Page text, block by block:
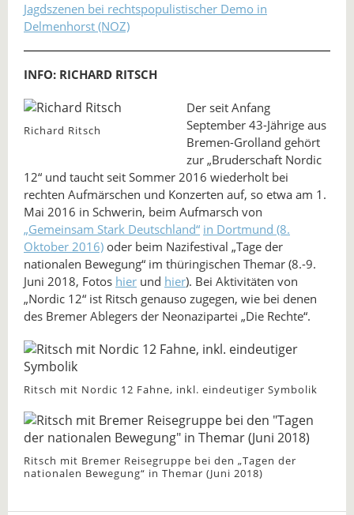
Jagdszenen bei rechtspopulistischer Demo in
Delmenhorst (NOZ)
INFO: RICHARD RITSCH
Richard Ritsch
Der seit Anfang
September 43-Jährige aus
Bremen-Grolland gehört
zur „Bruderschaft Nordic
12“ und taucht seit Sommer 2016 wiederholt bei
rechten Aufmärschen und Konzerten auf, so etwa am 1.
Mai 2016 in Schwerin, beim Aufmarsch von
„Gemeinsam Stark Deutschland“ in Dortmund (8.
Oktober 2016) oder beim Nazifestival „Tage der
nationalen Bewegung“ im thüringischen Themar (8.-9.
Juni 2018, Fotos hier und hier). Bei Aktivitäten von
„Nordic 12“ ist Ritsch genauso zugegen, wie bei denen
des Bremer Ablegers der Neonazipartei „Die Rechte“.
Ritsch mit Nordic 12 Fahne, inkl. eindeutiger Symbolik
Ritsch mit Bremer Reisegruppe bei den „Tagen der
nationalen Bewegung“ in Themar (Juni 2018)